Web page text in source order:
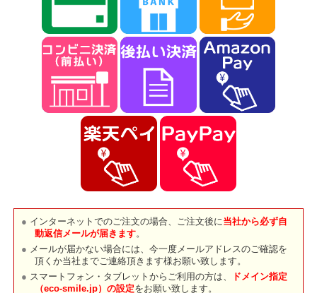
インターネットでのご注文の場合、ご注文後に当社から必ず自
動返信メールが届きます。
メールが届かない場合には、今一度メールアドレスのご確認を
頂くか当社までご連絡頂きます様お願い致します。
スマートフォン・タブレットからご利用の方は、
ドメイン指定
（eco-smile.jp）の設定をお願い致します。